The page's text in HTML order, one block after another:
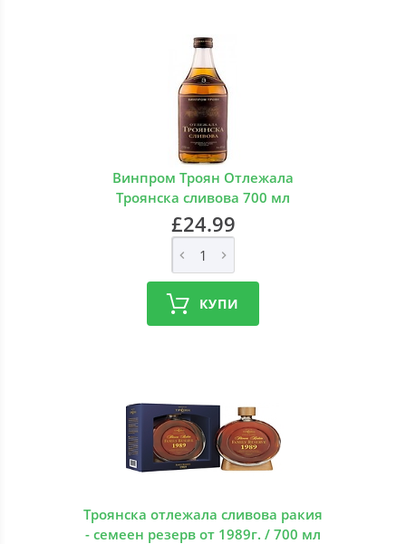
Винпром Троян Отлежала
Троянска сливова 700 мл
£24.99
КУПИ
Троянска отлежала сливова ракия
- семеен резерв от 1989г. / 700 мл